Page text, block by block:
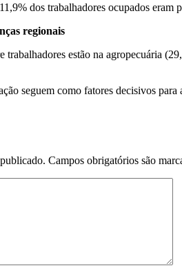
dos trabalhadores ocupados
regionais
trabalhadores estão na agropecuária
seguem como fatores decisivos
Campos obrigatórios são